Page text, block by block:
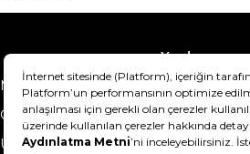
Yardım
Mesafeli Satış Sözleşmesi
Gizlilik Sözleşmesi
Şartlar
Ürünümü nasıl iade